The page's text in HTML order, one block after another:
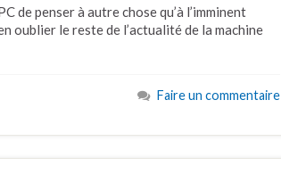
de penser à autre chose qu’à l’imminent
oublier le reste de l’actualité de la machine
Faire un commentaire